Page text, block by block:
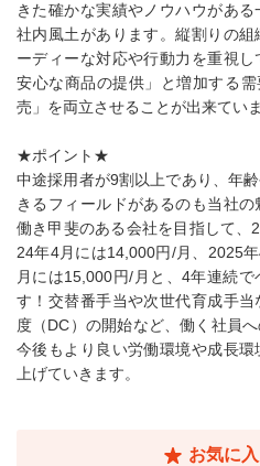
きた確かな実績やノウハウがあ
社内風土があります。縦割りの
ーディーな対応や行動力を重視
安心な商品の提供」と増加する
売」を両立させることが出来ていま
★ポイント★
中途採用者が9割以上であり、年
きるフィールドがあるのも当社
働き甲斐のある会社を目指して
24年4月には14,000円/月、2025
月には15,000円/月と、4年連続
す！交替番手当や次世代育成手
度（DC）の開始など、働く社員
今後もより良い労働環境や成長
上げていきます。
お気に